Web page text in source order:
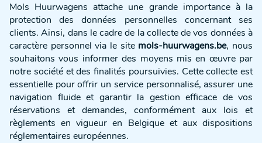
Mols Huurwagens attache une grande importance à la
protection des données personnelles concernant ses
clients. Ainsi, dans le cadre de la collecte de vos données à
caractère personnel via le site mols-huurwagens.be, nous
souhaitons vous informer des moyens mis en œuvre par
notre société et des finalités poursuivies. Cette collecte est
essentielle pour offrir un service personnalisé, assurer une
navigation fluide et garantir la gestion efficace de vos
réservations et demandes, conformément aux lois et
règlements en vigueur en Belgique et aux dispositions
réglementaires européennes.